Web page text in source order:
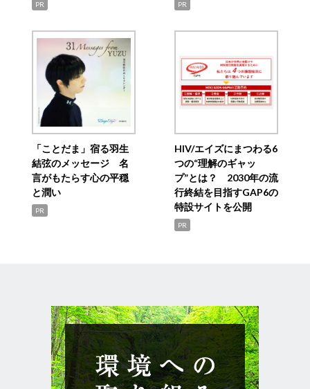
PR PR
「ことだま」宿る羽生
結弦のメッセージ 名
言がもたらす心の平穏
と潤い
PR
HIV/エイズにまつわる6
つの“理解のギャッ
プ”とは？ 2030年の流
行終結を目指すGAP6の
特設サイトを公開
PR